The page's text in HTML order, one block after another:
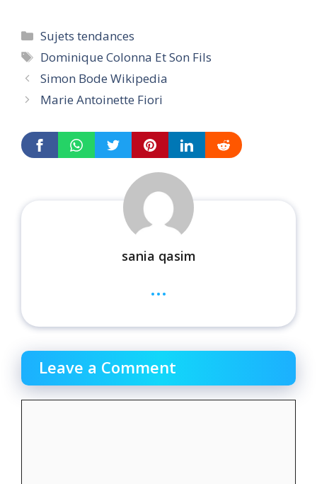
Categories
Sujets tendances
Tags
Dominique Colonna Et Son Fils
Simon Bode Wikipedia
Marie Antoinette Fiori
sania qasim
...
Leave a Comment